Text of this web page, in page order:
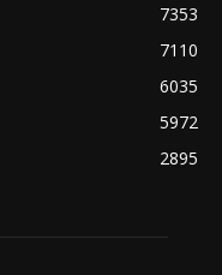
7353
7110
6035
5972
2895